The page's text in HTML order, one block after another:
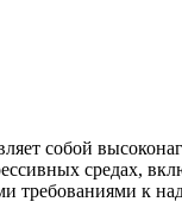
собой
средах,
требованиями к